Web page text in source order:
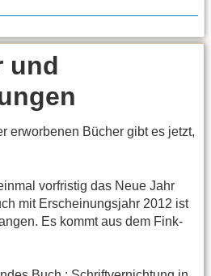
und
erworbenen Bücher gibt es jetzt,
vorfristig das Neue Jahr
mit Erscheinungsjahr 2012 ist
Es kommt aus dem Fink-